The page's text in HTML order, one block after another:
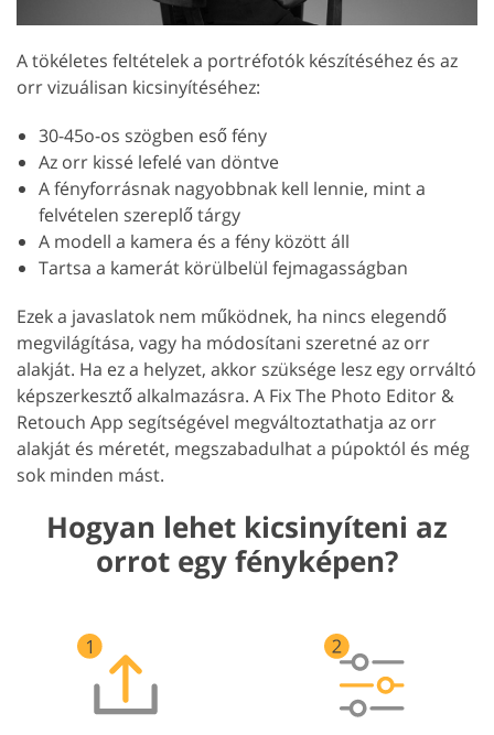
A tökéletes feltételek a portréfotók készítéséhez és az
orr vizuálisan kicsinyítéséhez:
30-45o-os szögben eső fény
Az orr kissé lefelé van döntve
A fényforrásnak nagyobbnak kell lennie, mint a
felvételen szereplő tárgy
A modell a kamera és a fény között áll
Tartsa a kamerát körülbelül fejmagasságban
Ezek a javaslatok nem működnek, ha nincs elegendő
megvilágítása, vagy ha módosítani szeretné az orr
alakját. Ha ez a helyzet, akkor szüksége lesz egy orrváltó
képszerkesztő alkalmazásra. A Fix The Photo Editor &
Retouch App segítségével megváltoztathatja az orr
alakját és méretét, megszabadulhat a púpoktól és még
sok minden mást.
Hogyan lehet kicsinyíteni az
orrot egy fényképen?